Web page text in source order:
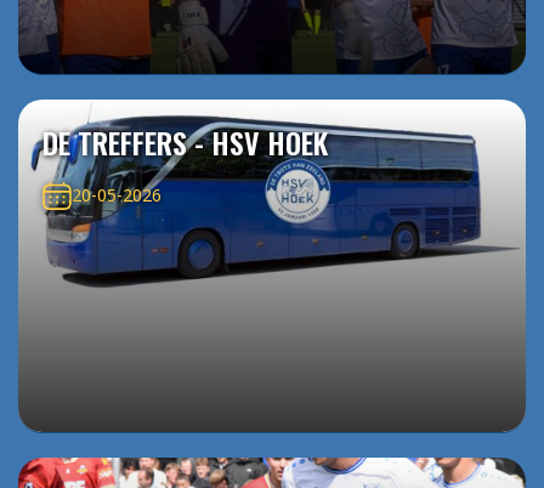
DE TREFFERS - HSV HOEK
20-05-2026